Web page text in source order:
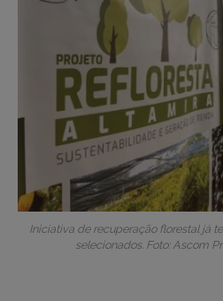
Iniciativa de recuperação florestal já
selecionados. Foto: Ascom